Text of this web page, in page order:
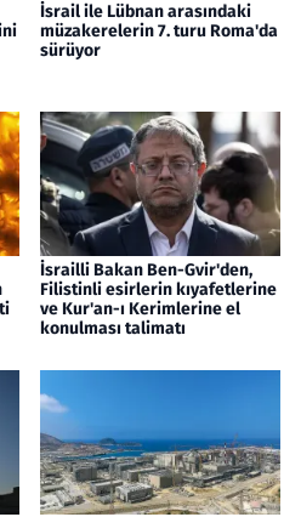
İsrail ile Lübnan arasındaki
müzakerelerin 7. turu Roma'da
sürüyor
İsrailli Bakan Ben-Gvir'den,
Filistinli esirlerin kıyafetlerine
ve Kur'an-ı Kerimlerine el
konulması talimatı